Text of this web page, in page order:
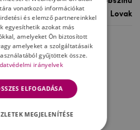
Lovak
felejtsd el
vonatkozó információkat
és elemző partnereinkkel
egyesíthetik azokat más
amelyeket Ön biztosított
amelyeket a szolgáltatásaik
gyűjtöttek össze.
irányelvek
ELFOGADÁSA
MEGJELENÍTÉSE